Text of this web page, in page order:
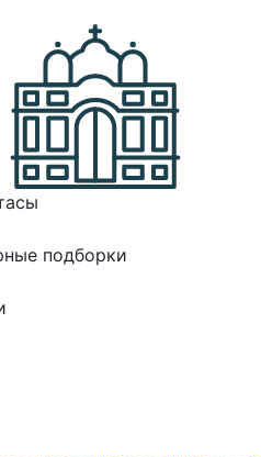
подборки